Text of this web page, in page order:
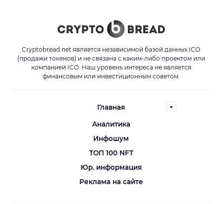
Cryptobread.net является независимой базой данных ICO
(продажи токенов) и не связана с каким-либо проектом или
компанией ICO. Наш уровень интереса не является
финансовым или инвестиционным советом.
Главная
Аналитика
Инфошум
ТОП 100 NFT
Юр. информация
Реклама на сайте